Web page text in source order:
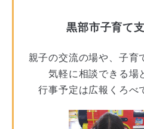
黒部市子育て
親子の交流の場や、子育
気軽に相談できる場
行事予定は広報くろべ